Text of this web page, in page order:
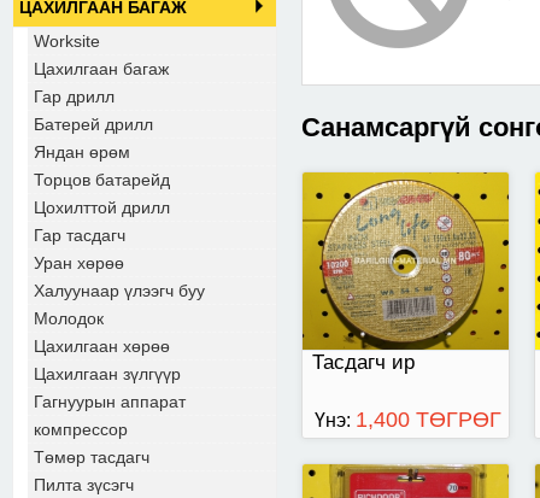
ЦАХИЛГААН БАГАЖ
Worksite
Цахилгаан багаж
Гар дрилл
Батерей дрилл
Яндан өрөм
Торцов батарейд
Цохилттой дрилл
Гар тасдагч
Уран хөрөө
Халуунаар үлээгч буу
Молодок
Цахилгаан хөрөө
Цахилгаан зүлгүүр
Гагнуурын аппарат
компрессор
Төмөр тасдагч
Пилта зүсэгч
Санамсаргүй
Тасдагч ир
Үнэ: 1,400 ТӨГРӨГ
70мм-ийн өргөнтэй.